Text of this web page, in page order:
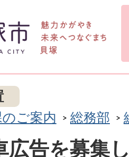
ご案内 総務部
広告を募集